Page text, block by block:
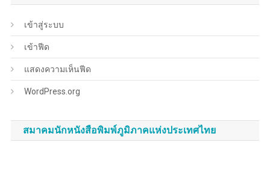
เข้าสู่ระบบ
เข้าฟีด
แสดงความเห็นฟีด
WordPress.org
สมาคมนักหนังสือพิมพ์ภูมิภาคแห่งประเทศไทย